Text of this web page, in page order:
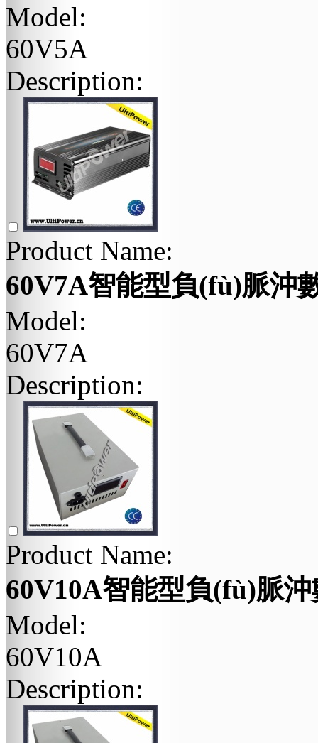
Model:
60V5A
Description:
Product Name:
60V7A智能型負(fù)脈沖
Model:
60V7A
Description:
Product Name:
60V10A智能型負(fù)脈
Model:
60V10A
Description: